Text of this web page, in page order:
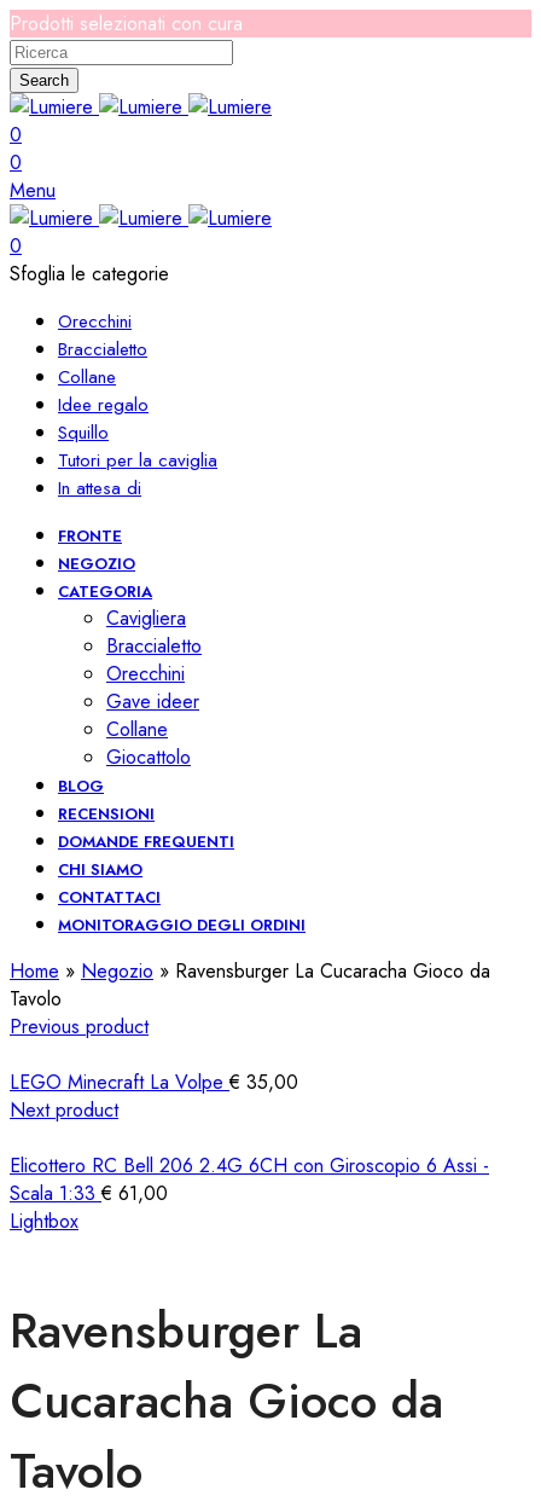
Prodotti selezionati con cura
Search
0
0
Menu
0
Sfoglia le categorie
Orecchini
Braccialetto
Collane
Idee regalo
Squillo
Tutori per la caviglia
In attesa di
FRONTE
NEGOZIO
CATEGORIA
Cavigliera
Braccialetto
Orecchini
Gave ideer
Collane
Giocattolo
BLOG
RECENSIONI
DOMANDE FREQUENTI
CHI SIAMO
CONTATTACI
MONITORAGGIO DEGLI ORDINI
Home » Negozio » Ravensburger La Cucaracha Gioco da
Tavolo
Previous product
LEGO Minecraft La Volpe€ 35,00
Next product
Elicottero RC Bell 206 2.4G 6CH con Giroscopio 6 Assi -
Scala 1:33€ 61,00
Lightbox
Ravensburger La
Cucaracha Gioco da
Tavolo